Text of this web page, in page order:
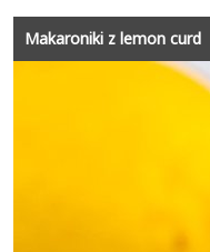
Makaroniki z lemon curd